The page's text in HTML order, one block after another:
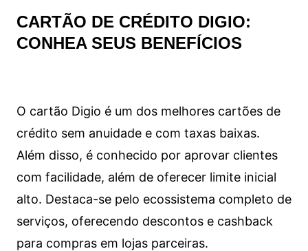
CARTÃO DE CRÉDITO DIGIO:
CONHEA SEUS BENEFÍCIOS
O cartão Digio é um dos melhores cartões de
crédito sem anuidade e com taxas baixas.
Além disso, é conhecido por aprovar clientes
com facilidade, além de oferecer limite inicial
alto. Destaca-se pelo ecossistema completo de
serviços, oferecendo descontos e cashback
para compras em lojas parceiras.